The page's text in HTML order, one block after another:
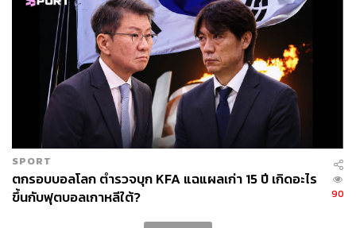
Edgar Su / Reuters
https://www.dw.com/en/shangri-la-dialogue-hegseth-
says-no-state-including-china-must-dominate-asia/a-
77353001
https://www.channelnewsasia.com/asia/pete-hegset
h-us-defense-secretary-shangri-la-dialogue-2026-61
50881
https://asia.nikkei.com/politics/defense/us-seeks-stab
le-equilibrium-against-china-hegemony-hegseth-say
SPORT
ตกรอบบอลโลก ตำรวจบุก KFA แฉแผลเก่า 15 ปี เกิดอะไร
ขึ้นกับฟุตบอลเกาหลีใต้?
90